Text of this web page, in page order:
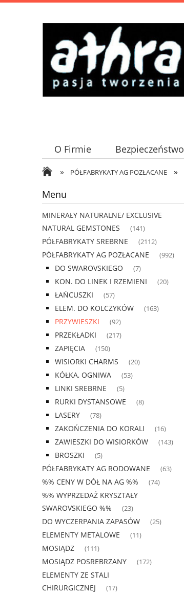
O Firmie Bezpieczeństwo
» PÓŁFABRYKATY AG POZŁACANE »
Menu
MINERAŁY NATURALNE/ EXCLUSIVE
NATURAL GEMSTONES
(141)
PÓŁFABRYKATY SREBRNE (2112)
PÓŁFABRYKATY AG POZŁACANE (992)
DO SWAROVSKIEGO (7)
KON. DO LINEK I RZEMIENI (20)
ŁAŃCUSZKI (57)
ELEM. DO KOLCZYKÓW (163)
PRZYWIESZKI (92)
PRZEKŁADKI (217)
ZAPIĘCIA (150)
WISIORKI CHARMS (20)
KÓŁKA, OGNIWA (53)
LINKI SREBRNE (5)
RURKI DYSTANSOWE (8)
LASERY (78)
ZAKOŃCZENIA DO KORALI (16)
ZAWIESZKI DO WISIORKÓW (143)
BROSZKI (5)
PÓŁFABRYKATY AG RODOWANE (63)
%% CENY W DÓŁ NA AG %% (74)
%% WYPRZEDAŻ KRYSZTAŁY
SWAROVSKIEGO %%
(23)
DO WYCZERPANIA ZAPASÓW (25)
ELEMENTY METALOWE (11)
MOSIĄDZ (111)
MOSIĄDZ POSREBRZANY (172)
ELEMENTY ZE STALI
CHIRURGICZNEJ
(17)